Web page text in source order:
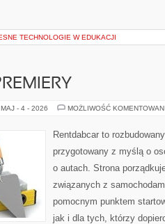
TECHNOLOGIE W EDUKACJI
MAJ - 4 - 2026 MOŻLIWOŚĆ
Rentdabcar to
przygotowany z myślą o
o autach. Strona
związanych z
pomocnym punktem
jak i dla tych, którzy